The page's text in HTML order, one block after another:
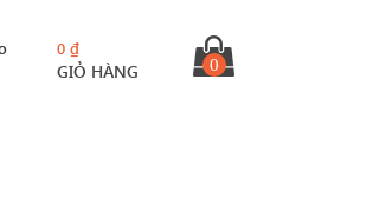
0 ₫
GIỎ HÀNG 0